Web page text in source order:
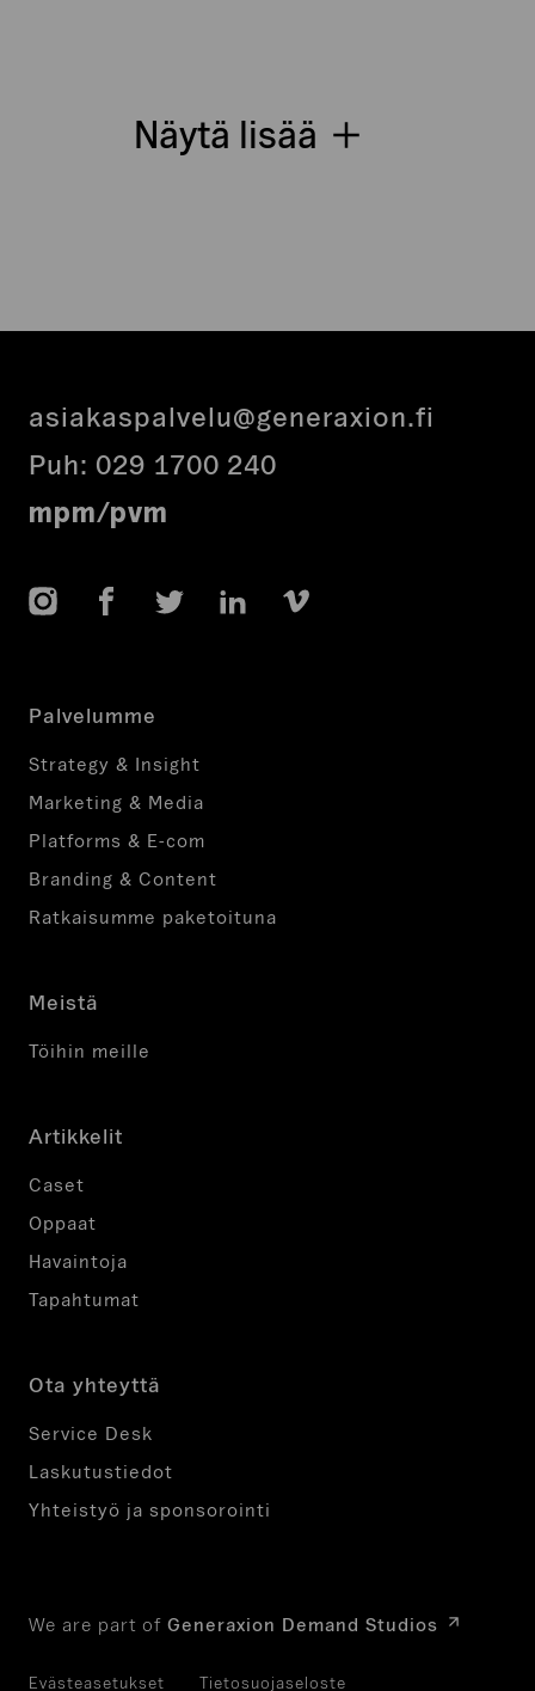
Näytä lisää
asiakaspalvelu@generaxion.fi
Puh: 029 1700 240
mpm/pvm
InstagramFacebookTwitter LinkedIn
Palvelumme
Strategy & Insight
Marketing & Media
Platforms & E-com
Branding & Content
Ratkaisumme paketoituna
Meistä
Töihin meille
Artikkelit
Caset
Oppaat
Havaintoja
Tapahtumat
Ota yhteyttä
Service Desk
Laskutustiedot
Yhteistyö ja sponsorointi
We are part of Generaxion Demand Studios
Evästeasetukset Tietosuojaseloste